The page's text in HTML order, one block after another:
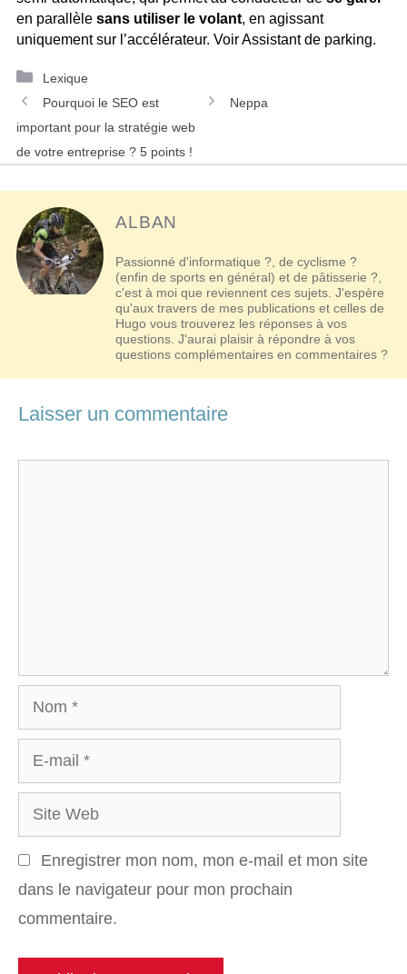
en parallèle sans utiliser le volant, en agissant
uniquement sur l’accélérateur. Voir Assistant de parking.
Catégories
Lexique
Navigation
des
articles
Pourquoi le SEO est
important pour la stratégie web
de votre entreprise ? 5 points !
Neppa
ALBAN
Passionné d'informatique ?, de cyclisme ?
(enfin de sports en général) et de pâtisserie ?,
c'est à moi que reviennent ces sujets. J'espère
qu'aux travers de mes publications et celles de
Hugo vous trouverez les réponses à vos
questions. J'aurai plaisir à répondre à vos
questions complémentaires en commentaires ?
Laisser un commentaire
Nom
mail
Site
Web
Enregistrer mon nom, mon e-mail et mon site
dans le navigateur pour mon prochain
commentaire.